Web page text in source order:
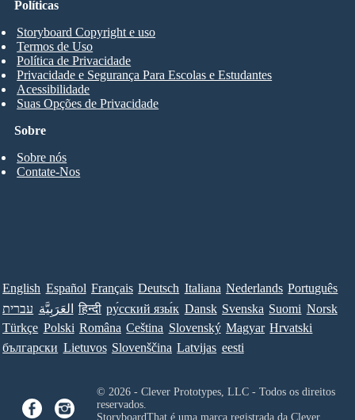
Sobre
Sobre nós
Contate-Nos
Políticas
Storyboard Copyright e uso
Termos de Uso
Política de Privacidade
Privacidade e Segurança Para Escolas e Estudantes
Acessibilidade
Suas Opções de Privacidade
English Español Français Deutsch Italiana Nederlands Português
עברית العَرَبِيَّة हिन्दी ру́сский язы́к Dansk Svenska Suomi Norsk
Türkçe Polski Româna Ceština Slovenský Magyar Hrvatski
български Lietuvos Slovenščina Latvijas eesti
© 2026 - Clever Prototypes, LLC - Todos os direitos
reservados.
StoryboardThat é uma marca registrada da Clever